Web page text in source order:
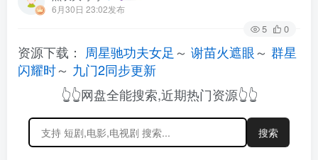
6月30日 23:02发布
5 0
资源下载： 周星驰功夫女足 ～ 谢苗火遮眼～ 群星
闪耀时～ 九门2同步更新
👆👆网盘全能搜索,近期热门资源👆👆
搜索